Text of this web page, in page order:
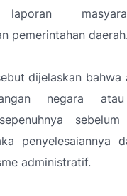
laporan
pemerintahan daerah.
dijelaskan bahwa
negara
penyelesaiannya
administratif.